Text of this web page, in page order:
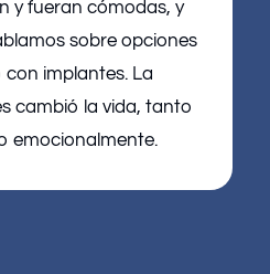
y fueran cómodas, y
sobre opciones
implantes. La
cambió la vida, tanto
emocionalmente.